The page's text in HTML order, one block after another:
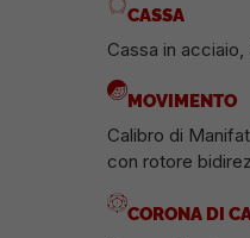
CASSA
Cassa in
MOVIMENTO
Calibro di
con rotore
CORONA DI